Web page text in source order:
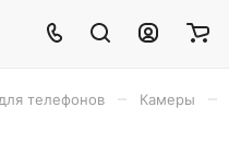
телефонов Камеры